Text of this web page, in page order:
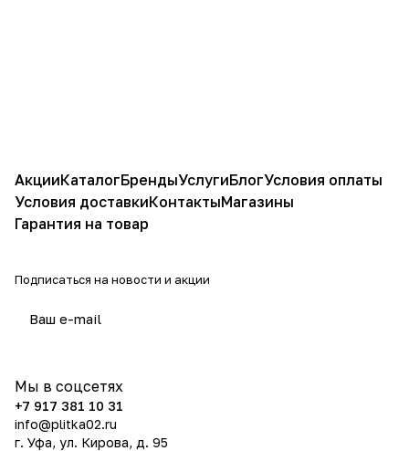
АкцииКаталогБрендыУслугиБлогУсловия оплаты
Условия доставкиКонтактыМагазины
Гарантия на товар
Подписаться на новости и акции
Мы в соцсетях
+7 917 381 10 31
info@plitka02.ru
г. Уфа, ул. Кирова, д. 95